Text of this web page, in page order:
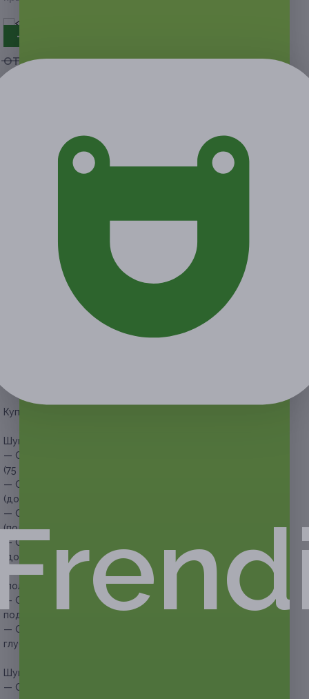
- 50%
от 150 руб. от 75 руб.
Поделиться с друзьями
Адреса Вопросы
Срок действия купонов:
с 26.12.2020 до 03.01.2021
(включительно).
Вы можете предъявить купон в электронном или
распечатанном виде.
Купон действует в любой день в любое время работы
Купон действует на следующие виды услуг:
Шугаринг или восковая эпиляция одной зоны:
— Скидка 50% на шугаринг или восковую эпиляцию лица
(75 руб. вместо 150 руб.)
— Скидка 62% на шугаринг или восковую эпиляцию рук
(до локтей) (152 руб. вместо 400 руб.)
— Скидка 64% на шугаринг или восковую эпиляцию рук
(полностью) (252 руб. вместо 700 руб.)
— Скидка 61% на шугаринг или восковую эпиляцию ног
(до колен) (253 руб. вместо 650 руб.)
— Скидка 65% на шугаринг или восковую эпиляцию ног
(полностью) (350 руб. вместо 1000 руб.)
— Скидка 50% на шугаринг или восковую эпиляцию
подмышечных впадин (125 руб. вместо 250 руб.)
— Скидка 55% на шугаринг или восковую эпиляцию зоны
глубокого бикини (360 руб. вместо 800 руб.)
Шугаринг или восковая эпиляция двух зон:
— Скидка 59% на шугаринг или восковую эпиляцию зоны